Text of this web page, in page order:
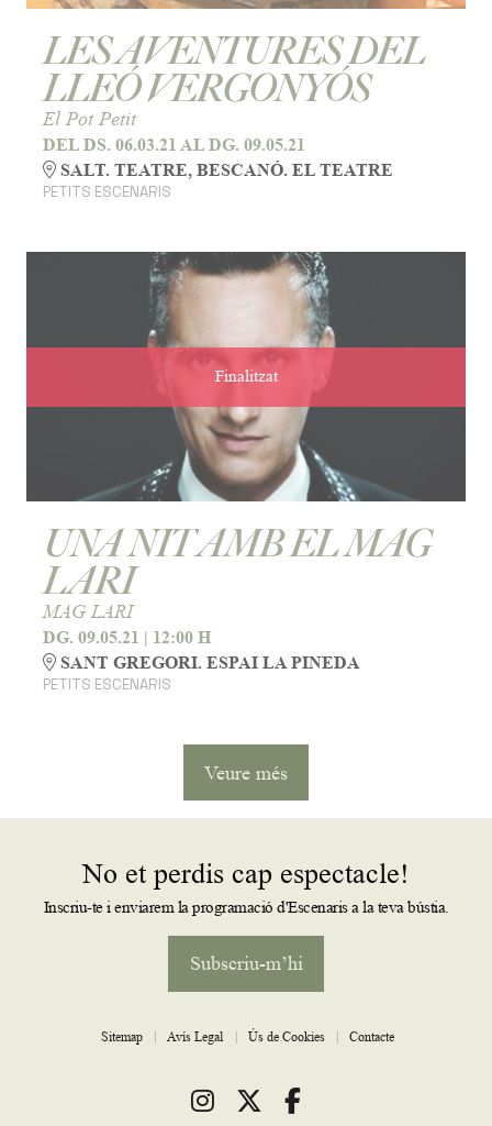
LES AVENTURES DEL
LLEÓ VERGONYÓS
El Pot Petit
DEL DS. 06.03.21 AL DG. 09.05.21
SALT. TEATRE, BESCANÓ. EL TEATRE
PETITS ESCENARIS
Finalitzat
UNA NIT AMB EL MAG
LARI
MAG LARI
DG. 09.05.21 | 12:00 H
SANT GREGORI. ESPAI LA PINEDA
PETITS ESCENARIS
Veure més
No et perdis cap espectacle!
Inscriu-te i enviarem la programació d'Escenaris a la teva bústia.
Subscriu-m’hi
Sitemap | Avís Legal | Ús de Cookies | Contacte
Link a instagram
Link a twitter
Link a facebook